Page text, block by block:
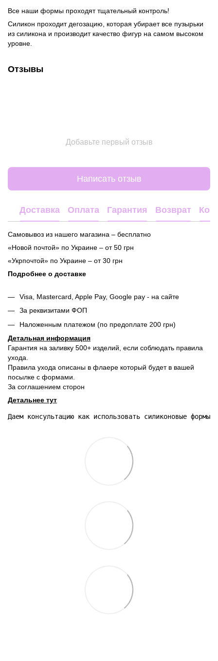
Все наши формы проходят тщательный контроль!
Силикон проходит дегозацию, которая убирает все пузырьки
из силикона и производит качество фигур на самом высоком
уровне.
Отзывы
Добавьте первый отзыв
Написать отзыв
Доставка Оплата Гарантия Возврат
Самовывоз из нашего магазина – бесплатно
«Новой почтой» по Украине – от 50 грн
«Укрпочтой» по Украине – от 30 грн
Подробнее о доставке
Visa, Mastercard, Apple Pay, Google pay - на сайте
За реквизитами ФОП
Наложенным платежом (по предоплате 200 грн)
Детальная информация
Гарантия на заливку 500+ изделий, если соблюдать правила
ухода.
Правила ухода описаны в флаере который будет в вашей
посылке с формами.
За соглашением сторон
Детальнее тут
Даем консультацию как использовать силиконовые формы